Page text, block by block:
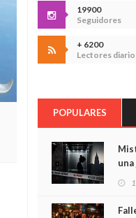
19900
Seguidores
+ 6200
Lectores
POPULARES